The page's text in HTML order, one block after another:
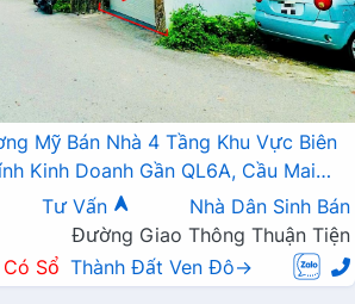
Mỹ Bán Nhà 4 Tầng Khu Vực Biên
Kinh Doanh Gần QL6A, Cầu Mai
Tư Vấn
Nhà Dân Sinh Bán
Đường Giao Thông Thuận Tiện
Sổ Thành Đất Ven Đô→